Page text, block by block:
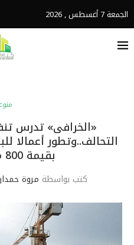
الجمعة 7 أغسطس , 2026
«الخرافى» تدرس
التحالف..وتطور أعمالا
بقيمة 800 مليون جنيه
كتب بواسطة مروة